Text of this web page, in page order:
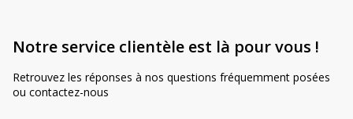
Notre service clientèle est là pour vous !
Retrouvez les réponses à nos questions fréquemment posées
ou contactez-nous